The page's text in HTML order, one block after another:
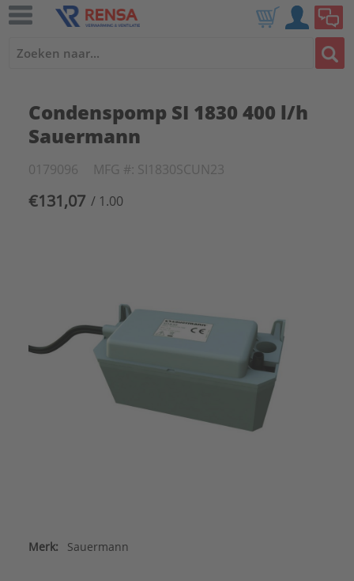
Condenspomp SI 1830 400 l/h
Sauermann
0179096 MFG #: SI1830SCUN23
€131,07 / 1.00
Merk: Sauermann